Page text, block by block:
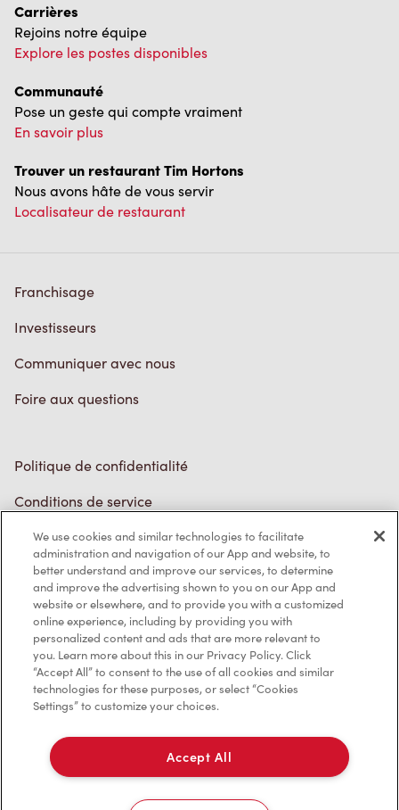
Carrières
Rejoins notre équipe
Explore les postes disponibles
Communauté
Pose un geste qui compte vraiment
En savoir plus
Trouver un restaurant Tim Hortons
Nous avons hâte de vous servir
Localisateur de restaurant
Franchisage
Investisseurs
Communiquer avec nous
Foire aux questions
Politique de confidentialité
Conditions de service
Marques de commerce
Accessibilité
Diagnostic
Contactez-nous
TM & © Tim Hortons, 2023
We use cookies and similar technologies to facilitate
administration and navigation of our App and website, to
better understand and improve our services, to determine
and improve the advertising shown to you on our App and
website or elsewhere, and to provide you with a customized
online experience, including by providing you with
personalized content and ads that are more relevant to
you. Learn more about this in our Privacy Policy. Click
“Accept All” to consent to the use of all cookies and similar
technologies for these purposes, or select “Cookies
Settings” to customize your choices.
Accept All